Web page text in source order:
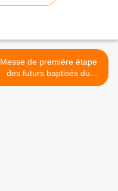
Messe de première étape
des futurs baptisés du
collège >